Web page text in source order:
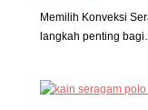
Memilih Konveksi
langkah penting